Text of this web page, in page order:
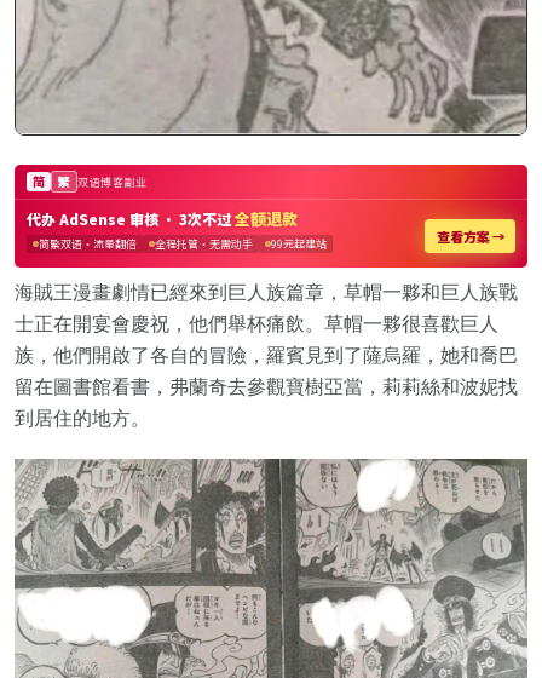
海賊王漫畫劇情已經來到巨人族篇章，草帽一夥和巨人族戰
士正在開宴會慶祝，他們舉杯痛飲。草帽一夥很喜歡巨人
族，他們開啟了各自的冒險，羅賓見到了薩烏羅，她和喬巴
留在圖書館看書，弗蘭奇去參觀寶樹亞當，莉莉絲和波妮找
到居住的地方。